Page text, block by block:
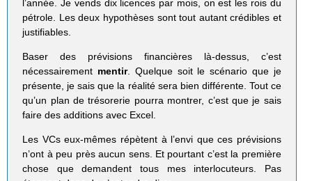
l’année. Je vends dix licences par mois, on est les rois du
pétrole. Les deux hypothèses sont tout autant crédibles et
justifiables.
Baser des prévisions financières là-dessus, c’est
nécessairement mentir. Quelque soit le scénario que je
présente, je sais que la réalité sera bien différente. Tout ce
qu’un plan de trésorerie pourra montrer, c’est que je sais
faire des additions avec Excel.
Les VCs eux-mêmes répètent à l’envi que ces prévisions
n’ont à peu près aucun sens. Et pourtant c’est la première
chose que demandent tous mes interlocuteurs. Pas